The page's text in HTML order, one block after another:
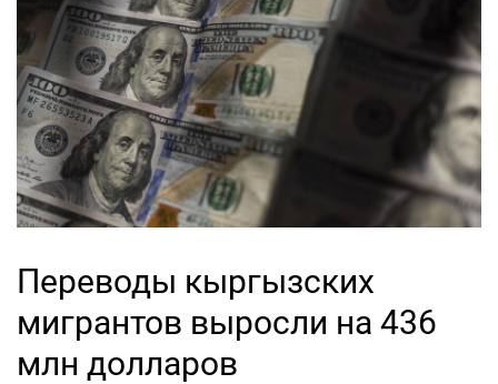
Переводы кыргызских
мигрантов выросли на 436
млн долларов